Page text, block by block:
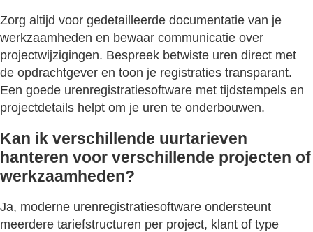
Zorg altijd voor gedetailleerde documentatie van je
werkzaamheden en bewaar communicatie over
projectwijzigingen. Bespreek betwiste uren direct met
de opdrachtgever en toon je registraties transparant.
Een goede urenregistratiesoftware met tijdstempels en
projectdetails helpt om je uren te onderbouwen.
Kan ik verschillende uurtarieven
hanteren voor verschillende projecten of
werkzaamheden?
Ja, moderne urenregistratiesoftware ondersteunt
meerdere tariefstructuren per project, klant of type